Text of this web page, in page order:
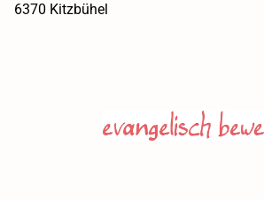
6370 Kitzbühel